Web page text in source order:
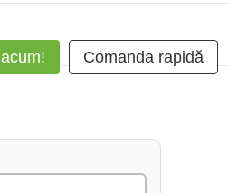
Comanda rapidă